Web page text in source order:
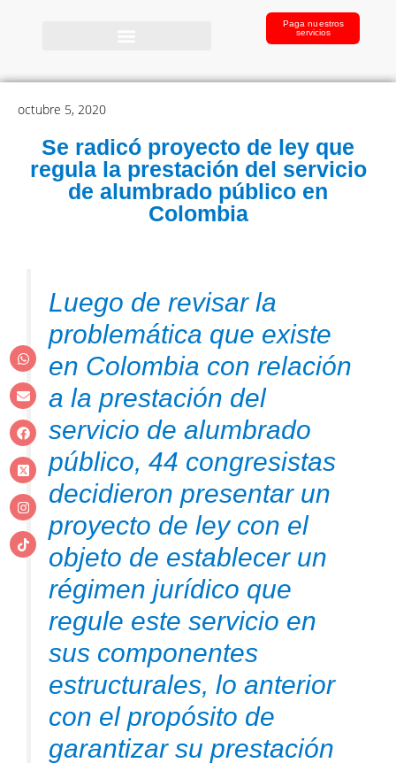
Paga nuestros
servicios
octubre 5, 2020
Se radicó proyecto de ley que
regula la prestación del servicio
de alumbrado público en
Colombia
Luego de revisar la
problemática que existe
en Colombia con relación
a la prestación del
servicio de alumbrado
público, 44 congresistas
decidieron presentar un
proyecto de ley con el
objeto de establecer un
régimen jurídico que
regule este servicio en
sus componentes
estructurales, lo anterior
con el propósito de
garantizar su prestación